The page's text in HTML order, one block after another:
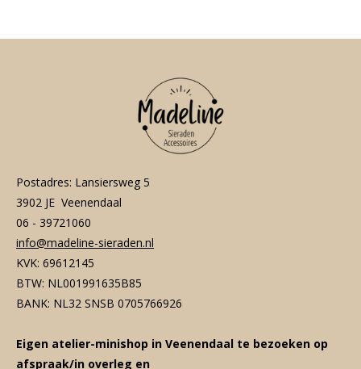
Postadres: Lansiersweg 5
3902 JE Veenendaal
06 - 39721060
info@madeline-sieraden.nl
KVK: 69612145
BTW: NL001991635B85
BANK: NL32 SNSB 0705766926
Eigen atelier-minishop in Veenendaal te bezoeken op
afspraak/in overleg en